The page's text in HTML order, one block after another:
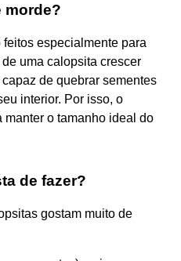
morde?
especialmente para
uma calopsita crescer
de quebrar sementes
interior. Por isso, o
manter o tamanho ideal do
de fazer?
gostam muito de